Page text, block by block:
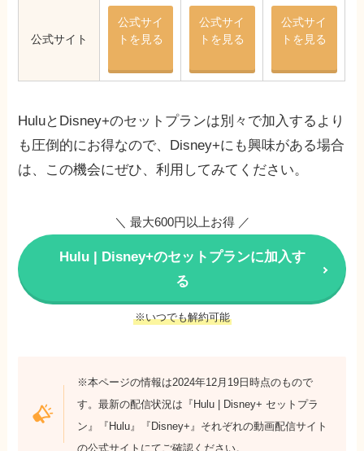
公式サイト
公式サイ
トを見る
公式サイ
トを見る
公式サイ
トを見る
HuluとDisney+のセットプランは別々で加入するより
も圧倒的にお得なので、Disney+にも興味がある場合
は、この機会にぜひ、利用してみてください。
＼ 最大600円以上お得 ／
Hulu | Disney+のセットプランに加入す
る
※いつでも解約可能
※本ページの情報は2024年12月19日時点のもので
す。最新の配信状況は『Hulu | Disney+ セットプラ
ン』『Hulu』『Disney+』それぞれの動画配信サイト
の公式サイトにてご確認ください。